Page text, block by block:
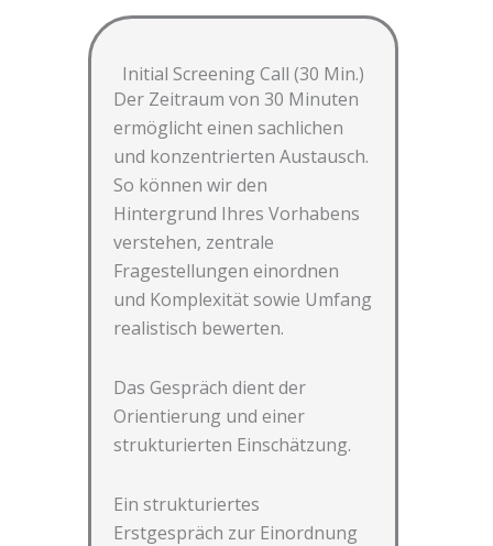
Initial Screening Call (30 Min.)
Der Zeitraum von 30 Minuten
ermöglicht einen sachlichen
und konzentrierten Austausch.
So können wir den
Hintergrund Ihres Vorhabens
verstehen, zentrale
Fragestellungen einordnen
und Komplexität sowie Umfang
realistisch bewerten.
Das Gespräch dient der
Orientierung und einer
strukturierten Einschätzung.
Ein strukturiertes
Erstgespräch zur Einordnung